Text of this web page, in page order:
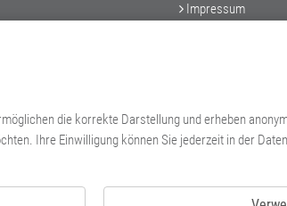
Impressum
die korrekte Darstellung und erheben
Ihre Einwilligung können Sie jederzeit in der